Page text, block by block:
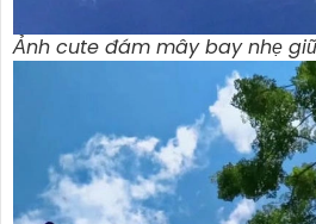
Ảnh cute đám mây bay nhẹ